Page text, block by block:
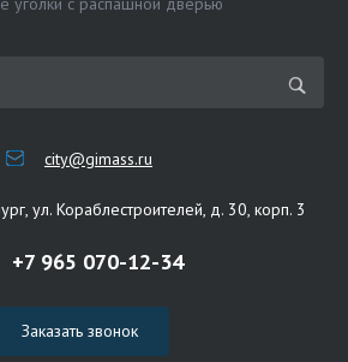
city@gimass.ru
ул. Кораблестроителей, д. 30, корп. 3
+7 965 070-12-34
Заказать звонок